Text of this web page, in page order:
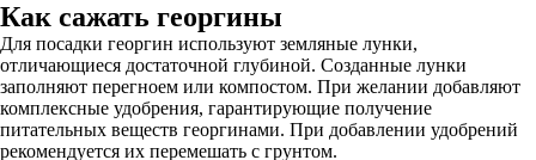
Как сажать георгины
Для посадки георгин используют земляные лунки,
отличающиеся достаточной глубиной. Созданные лунки
заполняют перегноем или компостом. При желании добавляют
комплексные удобрения, гарантирующие получение
питательных веществ георгинами. При добавлении удобрений
рекомендуется их перемешать с грунтом.